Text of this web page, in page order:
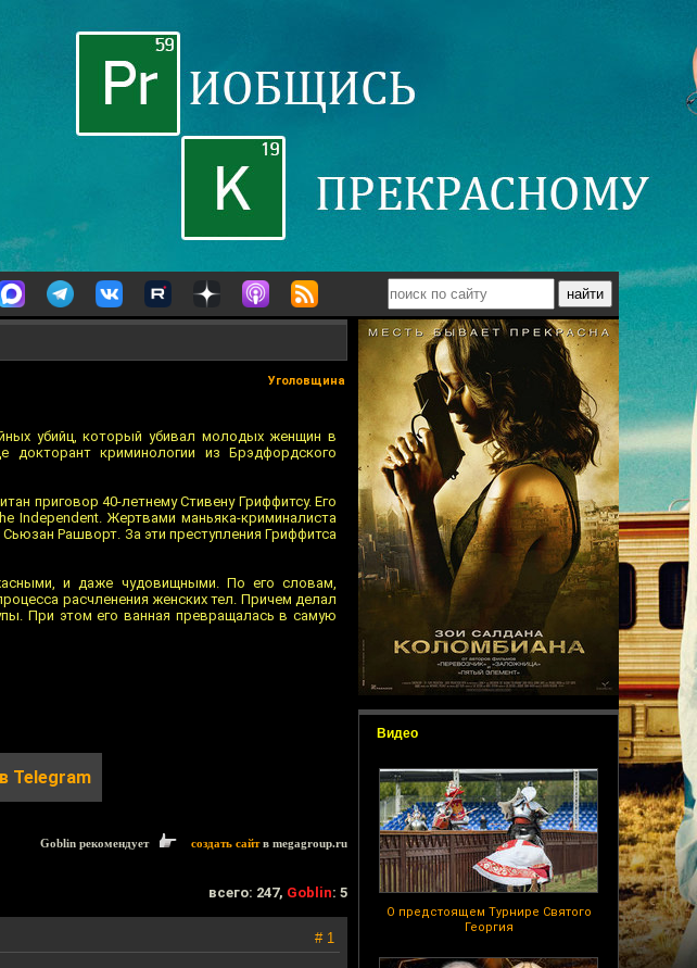
Видео
О предстоящем Турнире Святого
Георгия
Уголовщина
убийц, который убивал молодых женщин в
криминологии из Брэдфордского
приговор 40-летнему Стивену Гриффитсу. Его
Independent. Жертвами маньяка-криминалиста
Рашворт. За эти преступления Гриффитса
и даже чудовищными. По его словам,
расчленения женских тел. Причем делал
При этом его ванная превращалась в самую
Telegram
Goblin рекомендует создать сайтв megagroup.ru
всего: 247, Goblin: 5
# 1